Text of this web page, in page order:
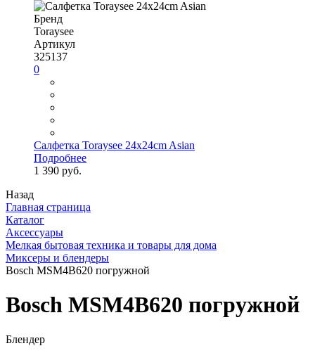
Бренд
Toraysee
Артикул
325137
0
Салфетка Toraysee 24x24cm Asian
Подробнее
1 390 руб.
Назад
Главная страница
Каталог
Аксессуары
Мелкая бытовая техника и товары для дома
Миксеры и блендеры
Bosch MSM4B620 погружной
Bosch MSM4B620 погружной
Блендер